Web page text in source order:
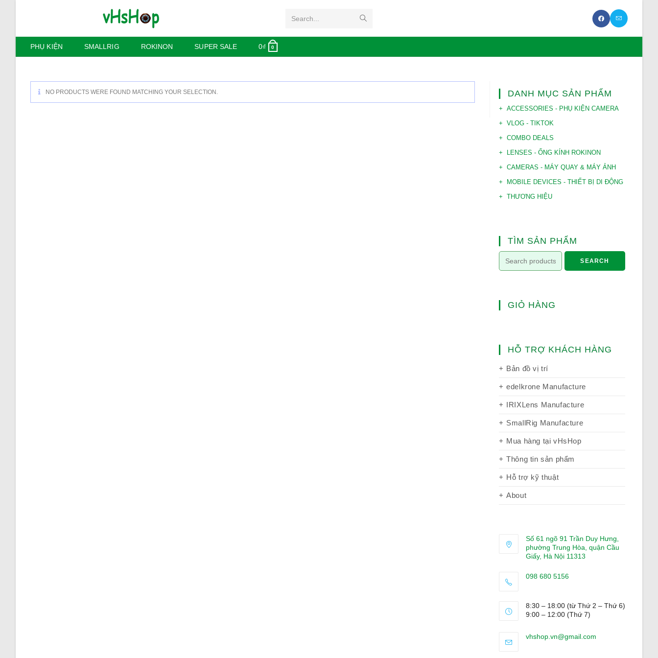
Search...
PHỤ KIỆN SMALLRIG ROKINON SUPER SALE 0₫ 0
NO PRODUCTS WERE FOUND MATCHING YOUR SELECTION. DANH MỤC SẢN PHẨM
ACCESSORIES - PHỤ KIỆN CAMERA
VLOG - TIKTOK
COMBO DEALS
LENSES - ỐNG KÍNH ROKINON
CAMERAS - MÁY QUAY & MÁY ẢNH
MOBILE DEVICES - THIẾT BỊ DI ĐỘNG
THƯƠNG HIỆU
TÌM SẢN PHẨM
SEARCH
GIỎ HÀNG
HỖ TRỢ KHÁCH HÀNG
Bản đồ vị trí
edelkrone Manufacture
IRIXLens Manufacture
SmallRig Manufacture
Mua hàng tại vHsHop
Thông tin sản phẩm
Hỗ trợ kỹ thuật
About
Số 61 ngõ 91 Trần Duy Hưng,
phường Trung Hòa, quận Cầu
Giấy, Hà Nội 11313
098 680 5156
your
8:30 – 18:00 (từ Thứ 2 – Thứ 6)
9:00 – 12:00 (Thứ 7)
vhshop.vn@gmail.comOpens